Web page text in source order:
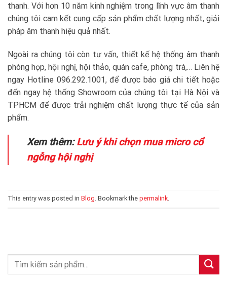
thanh. Với hơn 10 năm kinh nghiệm trong lĩnh vực âm thanh
chúng tôi cam kết cung cấp sản phẩm chất lượng nhất, giải
pháp âm thanh hiệu quả nhất.
Ngoài ra chúng tôi còn tư vấn, thiết kế hệ thống âm thanh
phòng họp, hội nghị, hội thảo, quán cafe, phòng trà,… Liên hệ
ngay Hotline 096.292.1001, để được báo giá chi tiết hoặc
đến ngay hệ thống Showroom của chúng tôi tại Hà Nội và
TPHCM để được trải nghiệm chất lượng thực tế của sản
phẩm.
Xem thêm:Lưu ý khi chọn mua micro cổ
ngỗng hội nghị
This entry was posted in Blog. Bookmark the permalink.